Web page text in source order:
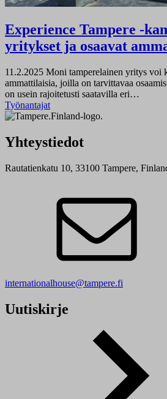
Experience Tampere -
yritykset ja osaavat
11.2.2025 Moni tamperelainen yritys voi
ammattilaisia, joilla on tarvittavaa
on usein rajoitetusti saatavilla eri…
Työnantajat
Yhteystiedot
Rautatienkatu 10, 33100 Tampere,
internationalhouse@tampere.fi
Uutiskirje